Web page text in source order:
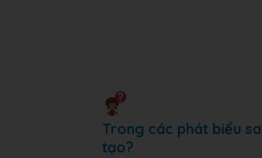
Trong các phát biểu
tạo?